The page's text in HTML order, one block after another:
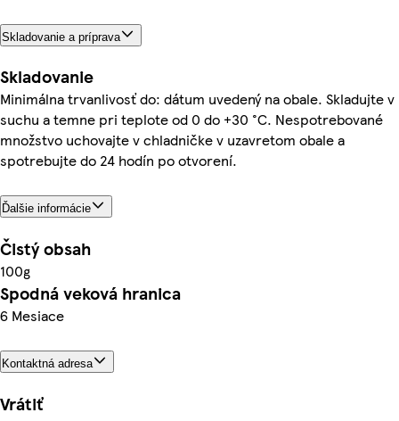
Skladovanie a príprava
Skladovanie
Minimálna trvanlivosť do: dátum uvedený na obale. Skladujte v
suchu a temne pri teplote od 0 do +30 °C. Nespotrebované
množstvo uchovajte v chladničke v uzavretom obale a
spotrebujte do 24 hodín po otvorení.
Ďalšie informácie
Čistý obsah
100g
Spodná veková hranica
6 Mesiace
Kontaktná adresa
Vrátiť